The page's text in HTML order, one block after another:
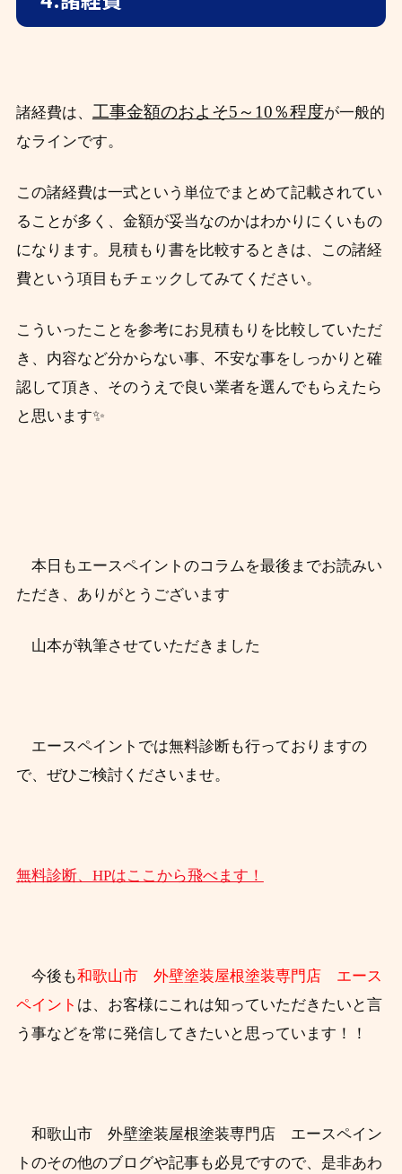
諸経費は、 工事金額のおよそ5～10％程度が一般的
なラインです。
この諸経費は一式という単位でまとめて記載されてい
ることが多く、金額が妥当なのかはわかりにくいもの
になります。見積もり書を比較するときは、この諸経
費という項目もチェックしてみてください。
こういったことを参考にお見積もりを比較していただ
き、内容など分からない事、不安な事をしっかりと確
認して頂き、そのうえで良い業者を選んでもらえたら
と思います✨
本日もエースペイントのコラムを最後までお読みい
ただき、ありがとうございます
山本が執筆させていただきました
エースペイントでは無料診断も行っておりますの
で、ぜひご検討くださいませ。
無料診断、HPはここから飛べます！
今後も和歌山市 外壁塗装屋根塗装専門店 エース
ペイント は、お客様にこれは知っていただきたいと言
う事などを常に発信してきたいと思っています！！
和歌山市 外壁塗装屋根塗装専門店 エースペイン
トのその他のブログや記事も必見ですので、 是非あわ